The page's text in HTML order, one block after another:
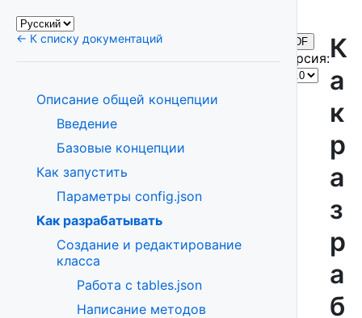
← К списку документаций
Описание общей концепции
Введение
Базовые концепции
Как запустить
Параметры config.json
Как разрабатывать
Создание и редактирование
класса
Работа с tables.json
Написание методов
PDF
Версия:К
а
к
р
а
з
р
а
б